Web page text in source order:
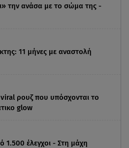
την ανάσα με το σώμα της -
11 μήνες με αναστολή
ρουζ που υπόσχονται το
glow
1.500 έλεγχοι - Στη μάχη